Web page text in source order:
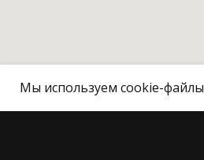
Мы используем cookie-файлы